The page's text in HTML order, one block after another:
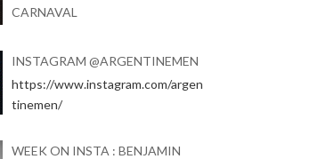
CARNAVAL
INSTAGRAM @ARGENTINEMEN
https://www.instagram.com/argen
tinemen/
WEEK ON INSTA : BENJAMIN